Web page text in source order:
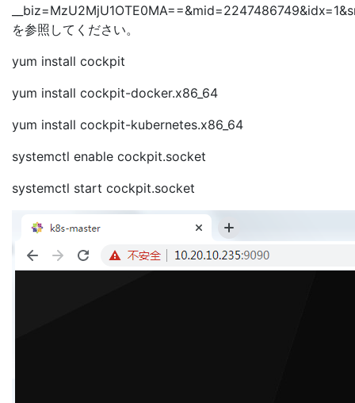
を参照してください。
yum install cockpit
yum install cockpit-docker.x86_64
yum install cockpit-kubernetes.x86_64
systemctl enable cockpit.socket
systemctl start cockpit.socket